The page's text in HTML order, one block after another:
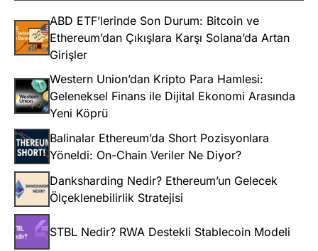
ABD ETF’lerinde Son Durum: Bitcoin ve
Ethereum’dan Çıkışlara Karşı Solana’da Artan
Girişler
Western Union’dan Kripto Para Hamlesi:
Geleneksel Finans ile Dijital Ekonomi Arasında
Yeni Köprü
Balinalar Ethereum’da Short Pozisyonlara
Yöneldi: On-Chain Veriler Ne Diyor?
Danksharding Nedir? Ethereum’un Gelecek
Ölçeklenebilirlik Stratejisi
STBL Nedir? RWA Destekli Stablecoin Modeli